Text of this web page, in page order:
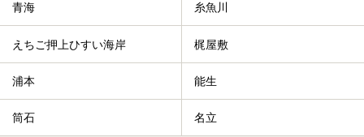
青海 糸魚川
えちご押上ひすい海岸 梶屋敷
浦本 能生
筒石 名立